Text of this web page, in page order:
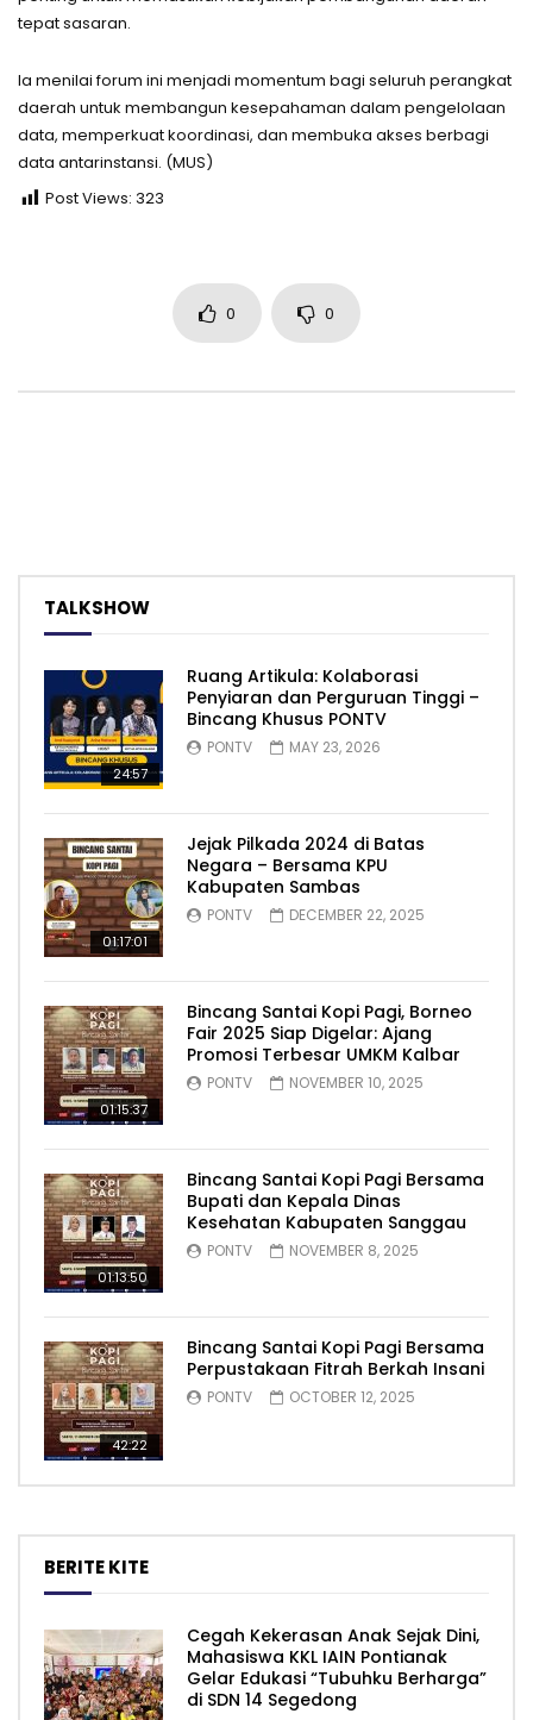
tepat sasaran.
Ia menilai forum ini menjadi momentum bagi seluruh perangkat
daerah untuk membangun kesepahaman dalam pengelolaan
data, memperkuat koordinasi, dan membuka akses berbagi
data antarinstansi. (MUS)
Post Views: 323
0 0
TALKSHOW
24:57
Ruang Artikula: Kolaborasi
Penyiaran dan Perguruan Tinggi –
Bincang Khusus PONTV
PONTV MAY 23, 2026
01:17:01
Jejak Pilkada 2024 di Batas
Negara – Bersama KPU
Kabupaten Sambas
PONTV DECEMBER 22, 2025
01:15:37
Bincang Santai Kopi Pagi, Borneo
Fair 2025 Siap Digelar: Ajang
Promosi Terbesar UMKM Kalbar
PONTV NOVEMBER 10, 2025
01:13:50
Bincang Santai Kopi Pagi Bersama
Bupati dan Kepala Dinas
Kesehatan Kabupaten Sanggau
PONTV NOVEMBER 8, 2025
42:22
Bincang Santai Kopi Pagi Bersama
Perpustakaan Fitrah Berkah Insani
PONTV OCTOBER 12, 2025
BERITE KITE
Cegah Kekerasan Anak Sejak Dini,
Mahasiswa KKL IAIN Pontianak
Gelar Edukasi “Tubuhku Berharga”
di SDN 14 Segedong